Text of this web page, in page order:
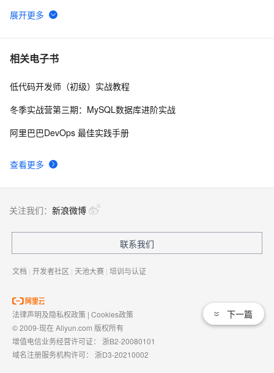
6 WebAssembly 在 MOSN 中的实践 - 基础框架篇
7 userdel使用说明
8 自己看系统的“系统还原”
相关电子书
查看更多
低代码开发师（初级）实战教程
冬季实战营第三期：MySQL数据库进阶实战
阿里巴巴DevOps 最佳实践手册
下一篇
关注我们： 新浪微博
联系我们
文档 | 开发者社区 | 天池大赛 | 培训与认证
法律声明及隐私权政策 | Cookies政策
© 2009-现在 Aliyun.com 版权所有
增值电信业务经营许可证： 浙B2-20080101
域名注册服务机构许可： 浙D3-20210002